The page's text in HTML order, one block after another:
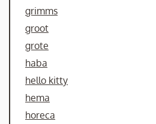
grimms
groot
grote
haba
hello kitty
hema
horeca